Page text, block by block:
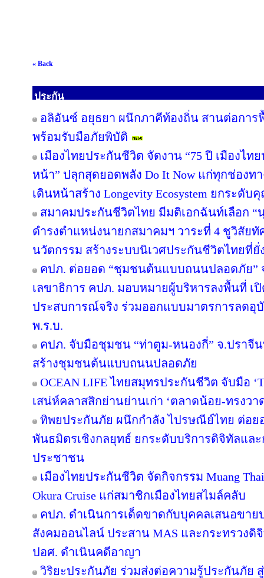
« Back
ประกัน
อลิอันซ์ อยุธยา ผนึกภาคีท้องถิ่น สานต่อกา
พร้อมรับมือภัยพิบัติ
เมืองไทยประกันชีวิต จัดงาน “75 ปี เมืองไ
หน้า” ปลุกสุดยอดพลัง Do It Now แก่ทุกช่องท
เดินหน้าสร้าง Longevity Ecosystem ยกระดั
สมาคมประกันชีวิตไทย มีมติเอกฉันท์เลือก
ดำรงตำแหน่งนายกสมาคมฯ วาระที่ 4 ชูวิสัย
นวัตกรรม สร้างระบบนิเวศประกันชีวิตไทยที่ยั่
คปภ. ต่อยอด “ชุมชนต้นแบบถนนปลอดภัย”
เลขาธิการ คปภ. มอบหมายผู้บริหารลงพื้นที่ เ
ประสบการณ์จริง ร่วมออกแบบมาตรการลดอุบั
พ.ร.บ.
คปภ. จับมือชุมชน “ท่าตูม-หนองกี่” จ.ปราจี
สร้างชุมชนต้นแบบถนนปลอดภัย
OCEAN LIFE ไทยสมุทรประกันชีวิต จับมือ
เสน่ห์คลาสสิกย่านย่านเก่า ‘ตลาดน้อย-ทรงวา
ทิพยประกันภัย ผนึกกำลัง ไปรษณีย์ไทย ต่อย
พันธมิตรเชิงกลยุทธ์ ยกระดับบริการดิจิทัลและ
ประชาชน
เมืองไทยประกันชีวิต จัดกิจกรรม Muang Thai
Okura Cruise แก่สมาชิกเมืองไทยสไมล์คลับ
คปภ. ดำเนินการเด็ดขาดกับบุคคลเสนอขาย
สังคมออนไลน์ ประสาน MAS และกระทรวงดิ
ปอศ. ดำเนินคดีอาญา
วิริยะประกันภัย ร่วมส่งต่อความรู้ประกันภัย